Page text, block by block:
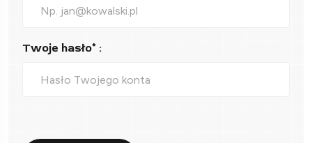
Twoje hasło* :